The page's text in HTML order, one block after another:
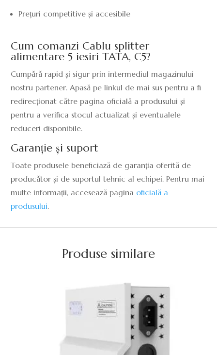
Prețuri competitive și accesibile
Cum comanzi Cablu splitter
alimentare 5 iesiri TATA, C5?
Cumpără rapid și sigur prin intermediul magazinului
nostru partener. Apasă pe linkul de mai sus pentru a fi
redirecționat către pagina oficială a produsului și
pentru a verifica stocul actualizat și eventualele
reduceri disponibile.
Garanție și suport
Toate produsele beneficiază de garanția oferită de
producător și de suportul tehnic al echipei. Pentru mai
multe informații, accesează pagina oficială a
produsului.
Produse similare